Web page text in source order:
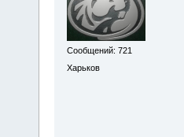
Сообщений: 721
Харьков